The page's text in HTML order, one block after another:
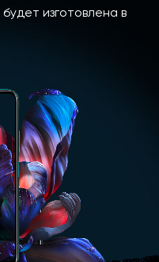
изготовлена в